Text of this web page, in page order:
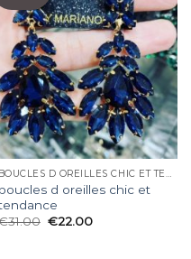
BOUCLES D OREILLES CHIC ET TENDANCE
boucles d oreilles chic et
31.00 €22.00